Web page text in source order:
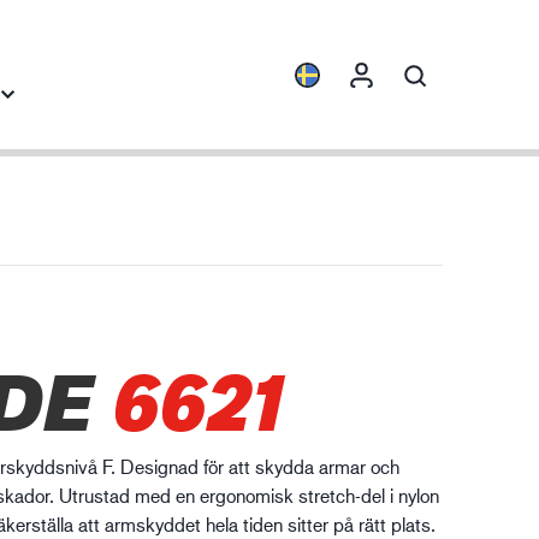
SPARX™
WELD & HEAT™
Logistik
6621
F. Designad för att skydda armar och
Utrustad med en ergonomisk stretch-del i nylon
att armskyddet hela tiden sitter på rätt plats.